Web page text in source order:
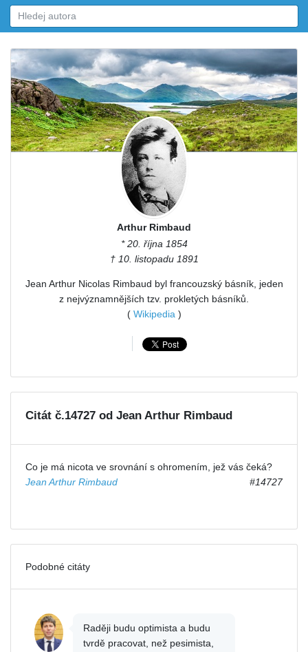
Arthur Rimbaud
* 20. října 1854
† 10. listopadu 1891
Jean Arthur Nicolas Rimbaud byl francouzský básník, jeden
z nejvýznamnějších tzv. prokletých básníků.
( Wikipedia )
Citát č.14727 od Jean Arthur Rimbaud
Co je má nicota ve srovnání s ohromením, jež vás čeká?
Jean Arthur Rimbaud
#14727
Podobné citáty
Raději budu optimista a budu
tvrdě pracovat, než pesimista,